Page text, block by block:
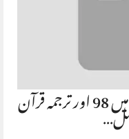
سکھ طالب علم نے اسلامیات میں 98 اور ترجمہ قرآن